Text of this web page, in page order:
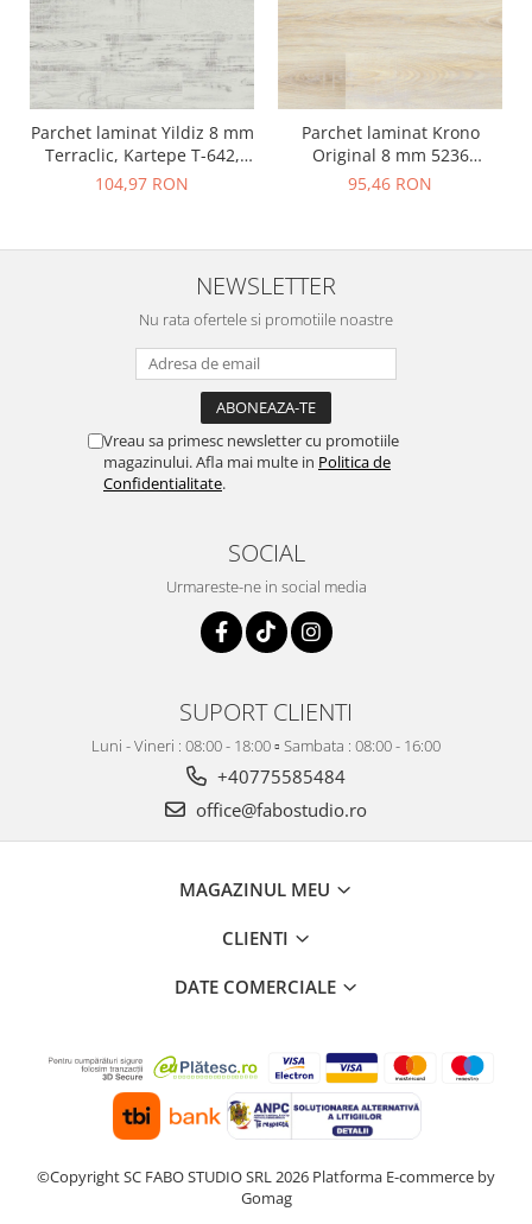
Parchet laminat Yildiz 8 mm
Terraclic, Kartepe T-642,
clasa 31 AC3
104,97 RON
Parchet laminat Krono
Original 8 mm 5236
Novella, Savana Oak, clasa
95,46 RON
NEWSLETTER
Nu rata ofertele si promotiile noastre
Vreau sa primesc newsletter cu promotiile
magazinului. Afla mai multe in Politica de
Confidentialitate.
SOCIAL
Urmareste-ne in social media
SUPORT CLIENTI
Luni - Vineri : 08:00 - 18:00 ▫️ Sambata : 08:00 - 16:00
+40775585484
office@fabostudio.ro
MAGAZINUL MEU
CLIENTI
DATE COMERCIALE
©Copyright SC FABO STUDIO SRL 2026 Platforma E-commerce by
Gomag